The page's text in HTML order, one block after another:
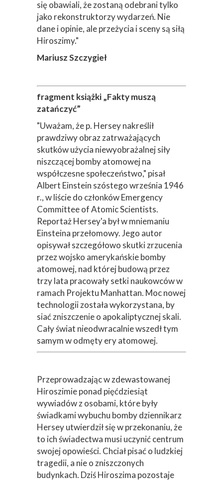
się obawiali, że zostaną odebrani tylko
jako rekonstruktorzy wydarzeń. Nie
dane i opinie, ale przeżycia i sceny są siłą
Hiroszimy."
Mariusz Szczygieł
fragment książki „Fakty muszą
zatańczyć”
"Uważam, że p. Hersey nakreślił
prawdziwy obraz zatrważających
skutków użycia niewyobrażalnej siły
niszczącej bomby atomowej na
współczesne społeczeństwo," pisał
Albert Einstein szóstego września 1946
r., w liście do członków Emergency
Committee of Atomic Scientists.
Reportaż Hersey'a był w mniemaniu
Einsteina przełomowy. Jego autor
opisywał szczegółowo skutki zrzucenia
przez wojsko amerykańskie bomby
atomowej, nad której budową przez
trzy lata pracowały setki naukowców w
ramach Projektu Manhattan. Moc nowej
technologii została wykorzystana, by
siać zniszczenie o apokaliptycznej skali.
Cały świat nieodwracalnie wszedł tym
samym w odmęty ery atomowej.
Przeprowadzając w zdewastowanej
Hiroszimie ponad pięćdziesiąt
wywiadów z osobami, które były
świadkami wybuchu bomby dziennikarz
Hersey utwierdził się w przekonaniu, że
to ich świadectwa musi uczynić centrum
swojej opowieści. Chciał pisać o ludzkiej
tragedii, a nie o zniszczonych
budynkach. Dziś Hiroszima pozostaje